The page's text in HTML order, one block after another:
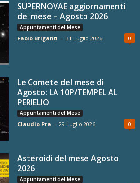
SUPERNOVAE aggiornamenti
del mese – Agosto 2026
Appuntamenti del Mese
Fabio Briganti - 31 Luglio 2026 0
Le Comete del mese di
Agosto: LA 10P/TEMPEL AL
PERIELIO
Appuntamenti del Mese
Claudio Pra - 29 Luglio 2026 0
Asteroidi del mese Agosto
2026
Appuntamenti del Mese